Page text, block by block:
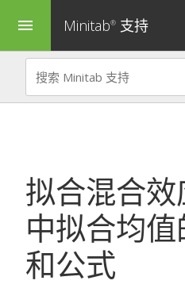
menu Minitab® 支持
拟合混合效
中拟合均
和公式